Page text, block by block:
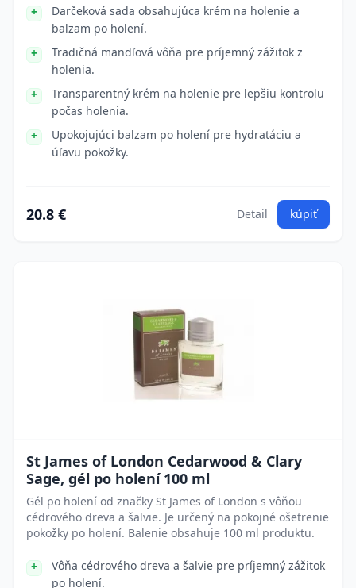
Darčeková sada obsahujúca krém na holenie a
balzam po holení.
Tradičná mandľová vôňa pre príjemný zážitok z
holenia.
Transparentný krém na holenie pre lepšiu kontrolu
počas holenia.
Upokojujúci balzam po holení pre hydratáciu a
úľavu pokožky.
20.8 € Detail kúpiť
St James of London Cedarwood & Clary
Sage, gél po holení 100 ml
Gél po holení od značky St James of London s vôňou
cédrového dreva a šalvie. Je určený na pokojné ošetrenie
pokožky po holení. Balenie obsahuje 100 ml produktu.
Vôňa cédrového dreva a šalvie pre príjemný zážitok
po holení.